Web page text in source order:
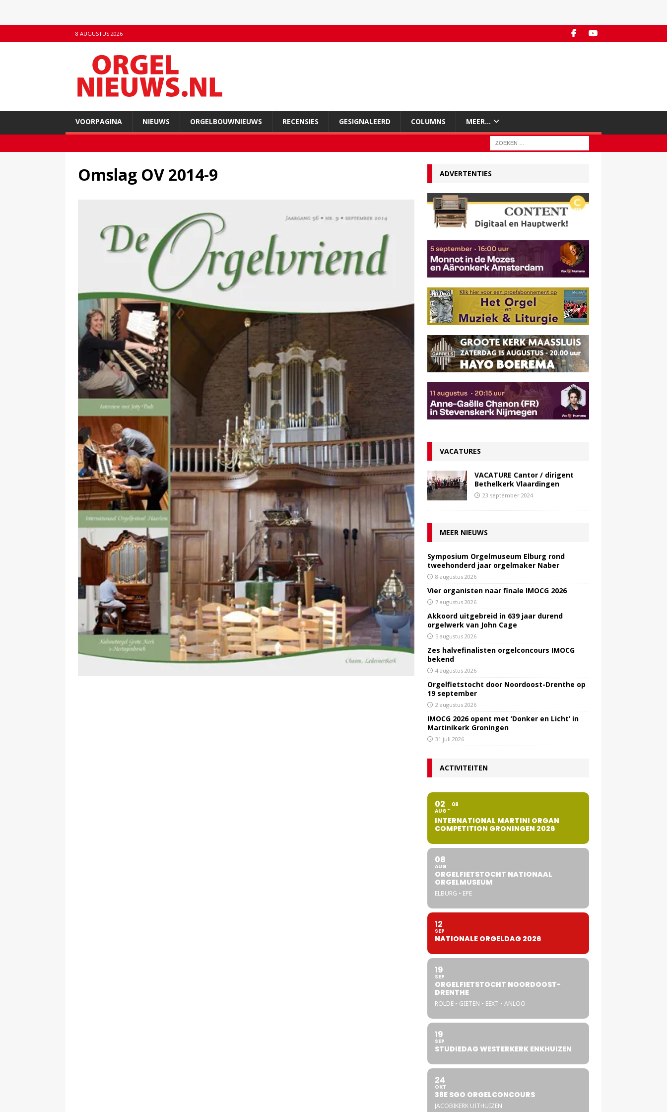
8 AUGUSTUS 2026
VOORPAGINA NIEUWS ORGELBOUWNIEUWS RECENSIES GESIGNALEERD COLUMNS MEER…
Omslag OV 2014-9 ADVERTENTIES
VACATURES
VACATURE Cantor / dirigent
Bethelkerk Vlaardingen
23 september 2024
MEER NIEUWS
Symposium Orgelmuseum Elburg rond
tweehonderd jaar orgelmaker Naber
8 augustus 2026
Vier organisten naar finale IMOCG 2026
7 augustus 2026
Akkoord uitgebreid in 639 jaar durend
orgelwerk van John Cage
5 augustus 2026
Zes halvefinalisten orgelconcours IMOCG
bekend
4 augustus 2026
Orgelfietstocht door Noordoost-Drenthe op
19 september
2 augustus 2026
IMOCG 2026 opent met ‘Donker en Licht’ in
Martinikerk Groningen
31 juli 2026
ACTIVITEITEN
02
AUG
08
INTERNATIONAL MARTINI ORGAN
COMPETITION GRONINGEN 2026
08
AUG
ORGELFIETSTOCHT NATIONAAL
ORGELMUSEUM
ELBURG • EPE
12
SEP
NATIONALE ORGELDAG 2026
19
SEP
ORGELFIETSTOCHT NOORDOOST-
DRENTHE
ROLDE • GIETEN • EEXT • ANLOO
19
SEP
STUDIEDAG WESTERKERK ENKHUIZEN
24
OKT
38E SGO ORGELCONCOURS
JACOBIKERK UITHUIZEN